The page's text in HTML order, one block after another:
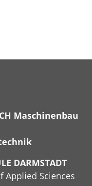
Maschinenbau
DARMSTADT
Applied Sciences